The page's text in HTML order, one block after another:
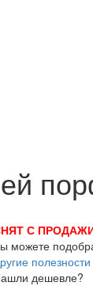
С
можете
полезности
дешевле?